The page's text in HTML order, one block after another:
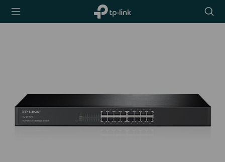
TP-Link,
Reliably
icon